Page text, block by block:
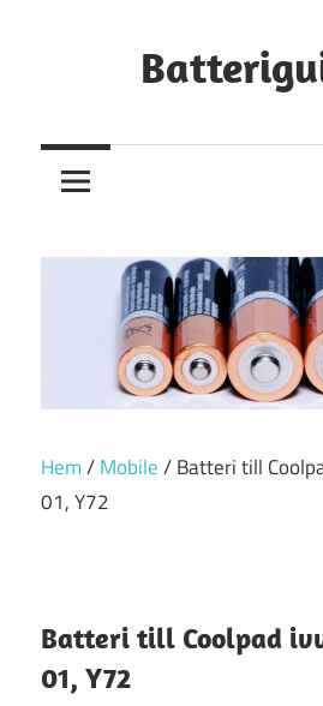
Hem/Mobile/ Batteri till
01, Y72
Batteri till Coolpad
01, Y72